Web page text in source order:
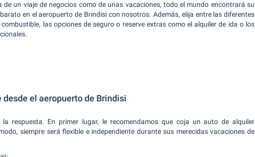
de un viaje de negocios como de unas vacaciones, todo el mundo encontrará su
en el aeropuerto de Brindisi con nosotros. Además, elija entre las diferentes
las opciones de seguro o reserve extras como el alquiler de ida o los
el aeropuerto de Brindisi
respuesta. En primer lugar, le recomendamos que coja un auto de alquiler
siempre será flexible e independiente durante sus merecidas vacaciones de